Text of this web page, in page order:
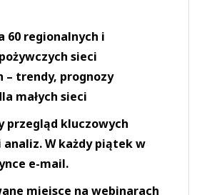
60 regionalnych i
sieci
– trendy, prognozy
małych sieci
przegląd kluczowych
W każdy piątek w
e-mail.
miejsce na webinarach